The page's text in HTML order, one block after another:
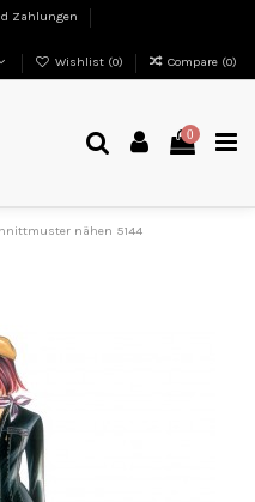
Zahlungen
Wishlist (0) Compare (0)
0
nähen 5144